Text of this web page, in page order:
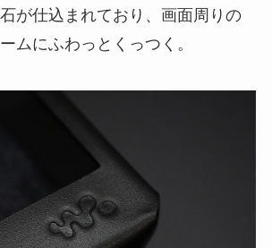
が仕込まれており、画面周りの
ムにふわっとくっつく。